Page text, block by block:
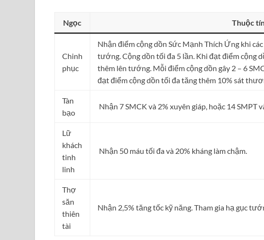
Ngọc Thuộc
Chinh
phục
Nhận điểm cộng dồn Sức Mạnh Thích Ứng khi
tướng. Cộng dồn tối đa 5 lần. Khi đạt điểm cộng
thêm lên tướng. Mỗi điểm cộng dồn gây 2 – 6
đạt điểm cộng dồn tối đa tăng thêm 10% sát
Tàn
bạo
Nhận 7 SMCK và 2% xuyên giáp, hoặc 14 SMPT
Lữ
khách
tinh
linh
Nhận 50 máu tối đa và 20% kháng làm chậm.
Thợ
săn
thiên
tài
Nhận 2,5% tăng tốc kỹ năng. Tham gia hạ gục